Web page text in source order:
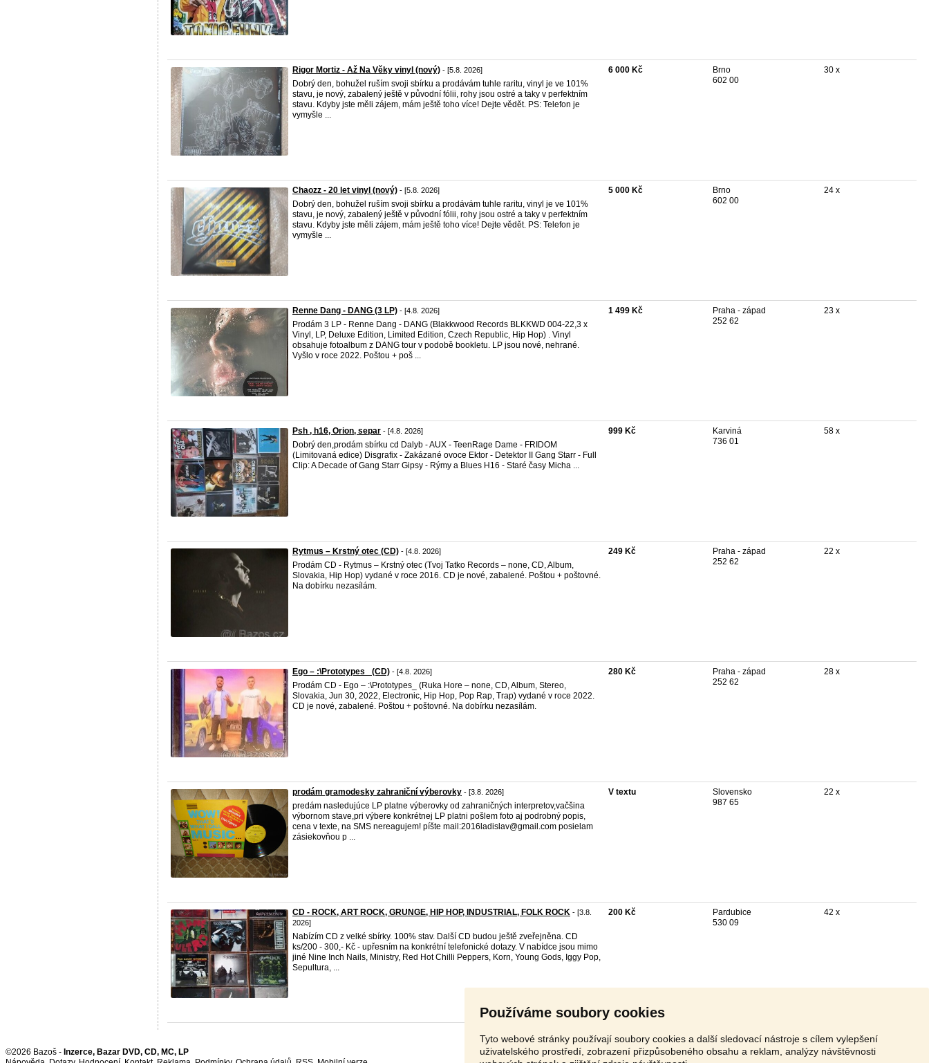
Používáme soubory cookies
Tyto webové stránky používají soubory cookies a další sledovací nástroje s cílem vylepšení
uživatelského prostředí, zobrazení přizpůsobeného obsahu a reklam, analýzy návštěvnosti
Rigor Mortiz - Až Na Věky vinyl (nový) - [5.8. 2026]
Dobrý den, bohužel ruším svoji sbírku a prodávám tuhle raritu, vinyl je ve 101%
stavu, je nový, zabalený ještě v původní fólii, rohy jsou ostré a taky v perfektním
stavu. Kdyby jste měli zájem, mám ještě toho více! Dejte vědět. PS: Telefon je
vymyšle ...
6 000 Kč
Brno
602 00
30 x
Chaozz - 20 let vinyl (nový) - [5.8. 2026]
Dobrý den, bohužel ruším svoji sbírku a prodávám tuhle raritu, vinyl je ve 101%
stavu, je nový, zabalený ještě v původní fólii, rohy jsou ostré a taky v perfektním
stavu. Kdyby jste měli zájem, mám ještě toho více! Dejte vědět. PS: Telefon je
vymyšle ...
5 000 Kč
Brno
602 00
24 x
Renne Dang - DANG (3 LP) - [4.8. 2026]
Prodám 3 LP - Renne Dang - DANG (Blakkwood Records BLKKWD 004-22,3 x
Vinyl, LP, Deluxe Edition, Limited Edition, Czech Republic, Hip Hop) . Vinyl
obsahuje fotoalbum z DANG tour v podobě bookletu. LP jsou nové, nehrané.
Vyšlo v roce 2022. Poštou + poš ...
1 499 Kč
Praha - západ
252 62
23 x
Psh , h16, Orion, separ - [4.8. 2026]
Dobrý den,prodám sbírku cd Dalyb - AUX - TeenRage Dame - FRIDOM
(Limitovaná edice) Disgrafix - Zakázané ovoce Ektor - Detektor II Gang Starr - Full
Clip: A Decade of Gang Starr Gipsy - Rýmy a Blues H16 - Staré časy Micha ...
999 Kč
Karviná
736 01
58 x
Rytmus – Krstný otec (CD) - [4.8. 2026]
Prodám CD - Rytmus – Krstný otec (Tvoj Tatko Records – none, CD, Album,
Slovakia, Hip Hop) vydané v roce 2016. CD je nové, zabalené. Poštou + poštovné.
Na dobírku nezasílám.
249 Kč
Praha - západ
252 62
22 x
Ego – :\Prototypes_ (CD) - [4.8. 2026]
Prodám CD - Ego – :\Prototypes_ (Ruka Hore – none, CD, Album, Stereo,
Slovakia, Jun 30, 2022, Electronic, Hip Hop, Pop Rap, Trap) vydané v roce 2022.
CD je nové, zabalené. Poštou + poštovné. Na dobírku nezasílám.
280 Kč
Praha - západ
252 62
28 x
prodám gramodesky zahraniční výberovky - [3.8. 2026]
predám nasledujúce LP platne výberovky od zahraničných interpretov,vačšina
výbornom stave,pri výbere konkrétnej LP platni pošlem foto aj podrobný popis,
cena v texte, na SMS nereagujem! píšte mail:2016ladislav@gmail.com posielam
zásiekovňou p ...
V textu
Slovensko
987 65
22 x
CD - ROCK, ART ROCK, GRUNGE, HIP HOP, INDUSTRIAL, FOLK ROCK - [3.8.
2026]
Nabízím CD z velké sbírky. 100% stav. Další CD budou ještě zveřejněna. CD
ks/200 - 300,- Kč - upřesním na konkrétní telefonické dotazy. V nabídce jsou mimo
jiné Nine Inch Nails, Ministry, Red Hot Chilli Peppers, Korn, Young Gods, Iggy Pop,
Sepultura, ...
200 Kč
Pardubice
530 09
42 x
©2026 Bazoš - Inzerce, Bazar DVD, CD, MC, LP